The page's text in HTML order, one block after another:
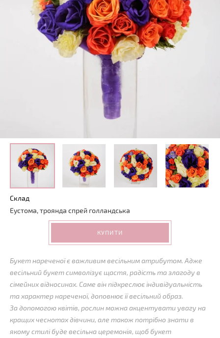
Склад
Еустома, троянда спрей голландська
КУПИТИ
Букет нареченої є важливим весільним атрибутом. Адже
весільний букет символізує щастя, радість та злагоду в
сімейних відносинах. Саме він підкреслює індивідуальність
та характер нареченої, доповнює її весільний образ.
За допомогою квітів, рослин можна акцентувати увагу на
кращих чеснотах дівчини, але також потрібно знати в
якому стилі буде весільна церемонія, щоб букет